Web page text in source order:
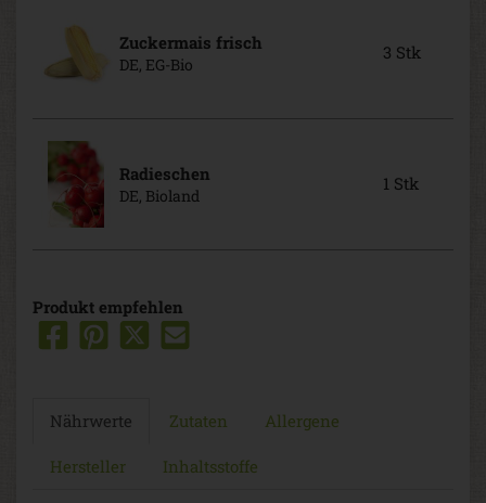
Zuckermais frisch
DE, EG-Bio
3 Stk
Radieschen
DE, Bioland
1 Stk
Produkt empfehlen
Nährwerte Zutaten Allergene
Hersteller Inhaltsstoffe